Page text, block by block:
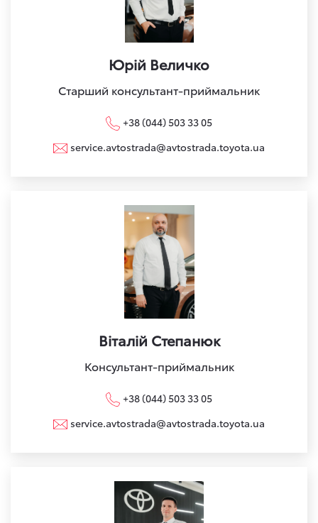
Юрій Величко
Старший консультант-приймальник
+38 (044) 503 33 05
service.avtostrada@avtostrada.toyota.ua
Віталій Степанюк
Консультант-приймальник
+38 (044) 503 33 05
service.avtostrada@avtostrada.toyota.ua